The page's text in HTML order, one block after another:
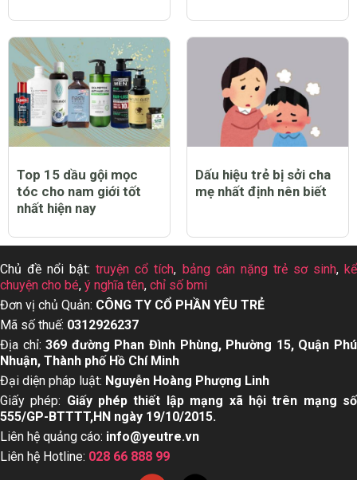
Top 15 dầu gội mọc
tóc cho nam giới tốt
nhất hiện nay
Dấu hiệu trẻ bị sởi cha
mẹ nhất định nên biết
Chủ đề nổi bật:truyện cổ tích, bảng cân nặng trẻ sơ sinh, kể
chuyện cho bé, ý nghĩa tên, chỉ số bmi
Đơn vị chủ Quản: CÔNG TY CỔ PHẦN YÊU TRẺ
Mã số thuế: 0312926237
Địa chỉ:369 đường Phan Đình Phùng, Phường 15, Quận Phú
Nhuận, Thành phố Hồ Chí Minh
Đại diện pháp luật: Nguyễn Hoàng Phượng Linh
Giấy phép: Giấy phép thiết lập mạng xã hội trên mạng số
555/GP-BTTTT,HN ngày 19/10/2015.
Liên hệ quảng cáo: info@yeutre.vn
Liên hệ Hotline: 028 66 888 99